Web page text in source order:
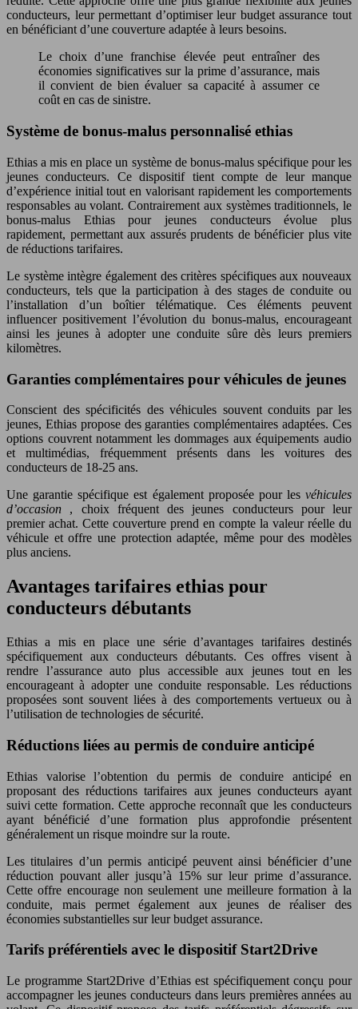
conducteurs, leur permettant d’optimiser leur budget assurance tout
en bénéficiant d’une couverture adaptée à leurs besoins.
Le choix d’une franchise élevée peut entraîner des
économies significatives sur la prime d’assurance, mais
il convient de bien évaluer sa capacité à assumer ce
coût en cas de sinistre.
Système de bonus-malus personnalisé ethias
Ethias a mis en place un système de bonus-malus spécifique pour les
jeunes conducteurs. Ce dispositif tient compte de leur manque
d’expérience initial tout en valorisant rapidement les comportements
responsables au volant. Contrairement aux systèmes traditionnels, le
bonus-malus Ethias pour jeunes conducteurs évolue plus
rapidement, permettant aux assurés prudents de bénéficier plus vite
de réductions tarifaires.
Le système intègre également des critères spécifiques aux nouveaux
conducteurs, tels que la participation à des stages de conduite ou
l’installation d’un boîtier télématique. Ces éléments peuvent
influencer positivement l’évolution du bonus-malus, encourageant
ainsi les jeunes à adopter une conduite sûre dès leurs premiers
kilomètres.
Garanties complémentaires pour véhicules de jeunes
Conscient des spécificités des véhicules souvent conduits par les
jeunes, Ethias propose des garanties complémentaires adaptées. Ces
options couvrent notamment les dommages aux équipements audio
et multimédias, fréquemment présents dans les voitures des
conducteurs de 18-25 ans.
Une garantie spécifique est également proposée pour les véhicules
d’occasion , choix fréquent des jeunes conducteurs pour leur
premier achat. Cette couverture prend en compte la valeur réelle du
véhicule et offre une protection adaptée, même pour des modèles
plus anciens.
Avantages tarifaires ethias pour
conducteurs débutants
Ethias a mis en place une série d’avantages tarifaires destinés
spécifiquement aux conducteurs débutants. Ces offres visent à
rendre l’assurance auto plus accessible aux jeunes tout en les
encourageant à adopter une conduite responsable. Les réductions
proposées sont souvent liées à des comportements vertueux ou à
l’utilisation de technologies de sécurité.
Réductions liées au permis de conduire anticipé
Ethias valorise l’obtention du permis de conduire anticipé en
proposant des réductions tarifaires aux jeunes conducteurs ayant
suivi cette formation. Cette approche reconnaît que les conducteurs
ayant bénéficié d’une formation plus approfondie présentent
généralement un risque moindre sur la route.
Les titulaires d’un permis anticipé peuvent ainsi bénéficier d’une
réduction pouvant aller jusqu’à 15% sur leur prime d’assurance.
Cette offre encourage non seulement une meilleure formation à la
conduite, mais permet également aux jeunes de réaliser des
économies substantielles sur leur budget assurance.
Tarifs préférentiels avec le dispositif Start2Drive
Le programme Start2Drive d’Ethias est spécifiquement conçu pour
accompagner les jeunes conducteurs dans leurs premières années au